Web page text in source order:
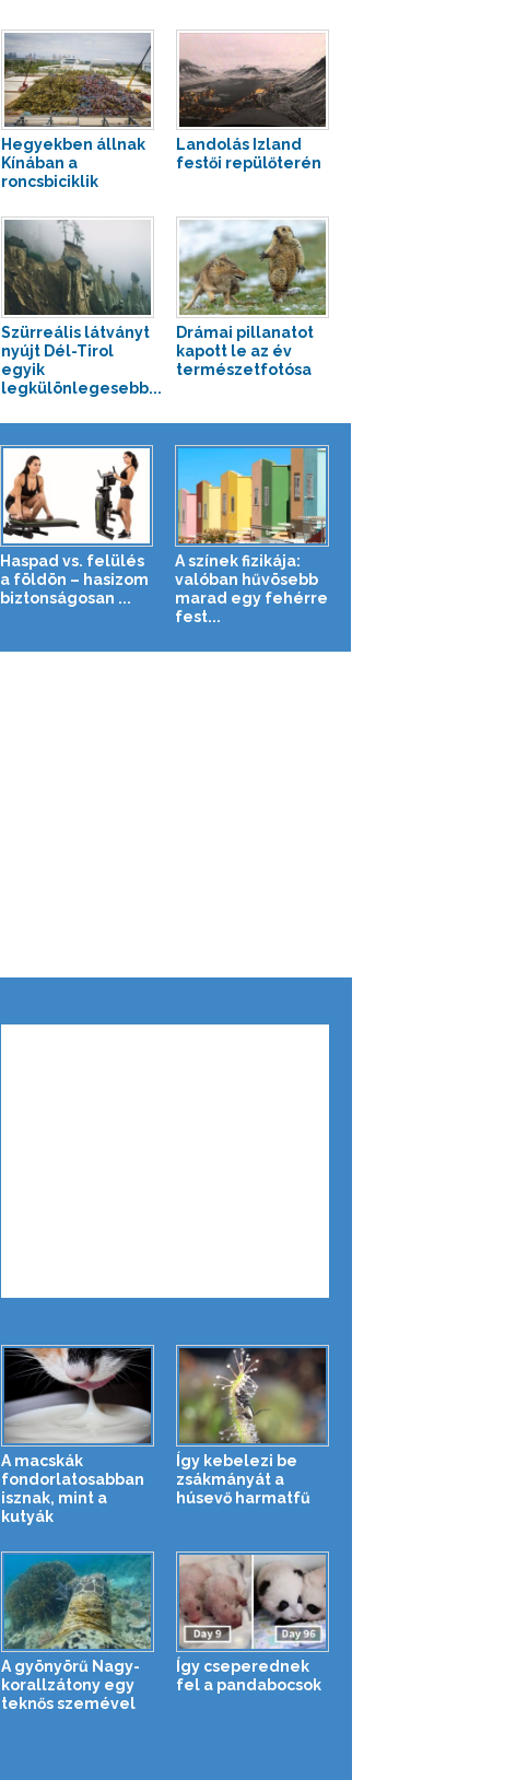
Hegyekben állnak
Kínában a
roncsbiciklik
Landolás Izland
festői repülőterén
Szürreális látványt
nyújt Dél-Tirol
egyik
legkülönlegesebb...
Drámai pillanatot
kapott le az év
természetfotósa
Haspad vs. felülés
a földön – hasizom
biztonságosan ...
A színek fizikája:
valóban hűvösebb
marad egy fehérre
fest...
A macskák
fondorlatosabban
isznak, mint a
kutyák
Így kebelezi be
zsákmányát a
húsevő harmatfű
A gyönyörű Nagy-
korallzátony egy
teknős szemével
Így cseperednek
fel a pandabocsok